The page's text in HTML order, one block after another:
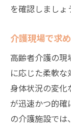
を確認しましょ
介護現場で求
高齢者介護の現
に応じた柔軟な
身体状況の変化
が迅速かつ的確
の介護施設で